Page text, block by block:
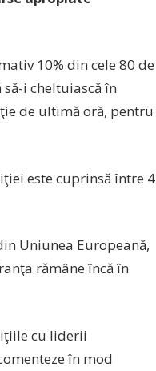
10% din cele 80 de
i cheltuiască în
de ultimă oră, pentru
este cuprinsă între 4
Uniunea Europeană,
rămâne încă în
cu liderii
în mod